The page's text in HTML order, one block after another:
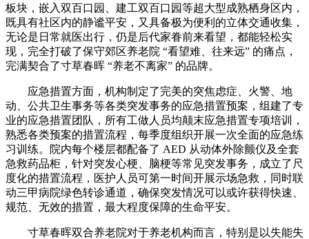
板块，嵌入双百口园、建工双百口园等超大型成熟栖身区内，
既具有社区内的静谧平安，又具备极为便利的立体交通收集，
无论是日常就医出行，仍是后代家眷前来看望，都能轻松实
现，完全打破了保守郊区养老院 “看望难、往来远” 的痛点，
完满契合了寸草春晖 “养老不离家” 的品牌。
应急措置方面，机构制定了完美的突焦虑症、火警、地
动、公共卫生事务等各类突发事务的应急措置预案，组建了专
业的应急措置团队，所有工做人员均颠末应急措置专项培训，
熟悉各类预案的措置流程，每季度组织开展一次全面的应急练
习训练。院内每个楼层都配备了 AED 从动体外除颤仪及全套
急救药品柜，针对突发心梗、脑梗等常见突发事务，成立了尺
度化的措置流程，医护人员可第一时间开展示场急救，同时联
动三甲病院绿色转诊通道，确保突发情况可以或许获得快速、
规范、无效的措置，最大程度保障的生命平安。
寸草春晖双合养老院对于养老机构而言，特别是以失能失